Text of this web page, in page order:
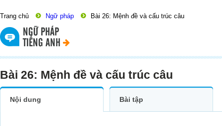
Trang chủ Ngữ pháp Bài 26: Mệnh đề và cấu trúc câu
NGỮ PHÁP
TIẾNG ANH
Bài 26: Mệnh đề và cấu trúc câu
Nội dung Bài tập